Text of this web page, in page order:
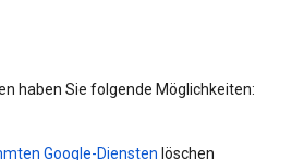
haben Sie folgende Möglichkeiten:
Google-Diensten löschen